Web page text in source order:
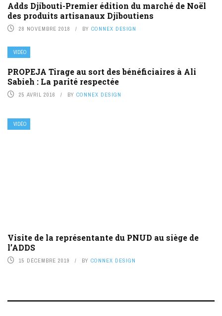
Adds Djibouti-Premier édition du marché de Noël
des produits artisanaux Djiboutiens
28 NOVEMBRE 2018 BY CONNEX DESIGN
VIDÉO
PROPEJA Tirage au sort des bénéficiaires à Ali
Sabieh : La parité respectée
25 AVRIL 2016 BY CONNEX DESIGN
VIDÉO
Visite de la représentante du PNUD au siège de
l’ADDS
15 DÉCEMBRE 2019 BY CONNEX DESIGN